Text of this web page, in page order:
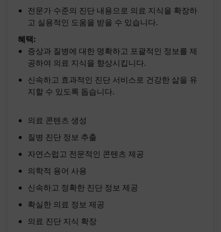
전문가 수준의 진단 내용으로 의료 지식을 확장하
고 실용적인 도움을 받을 수 있습니다.
혜택:
증상과 질병에 대한 명확하고 포괄적인 정보를 제
공하여 의료 지식을 향상시킵니다.
신속하고 효과적인 진단 서비스로 건강한 삶을 유
지할 수 있도록 돕습니다.
의료 콘텐츠 생성
질병 진단 정보 추출
자연스럽고 전문적인 콘텐츠 제공
의학적 용어 사용
신속하고 정확한 진단 정보 제공
확실한 의료 정보 제공
의료 진단 지식 확장